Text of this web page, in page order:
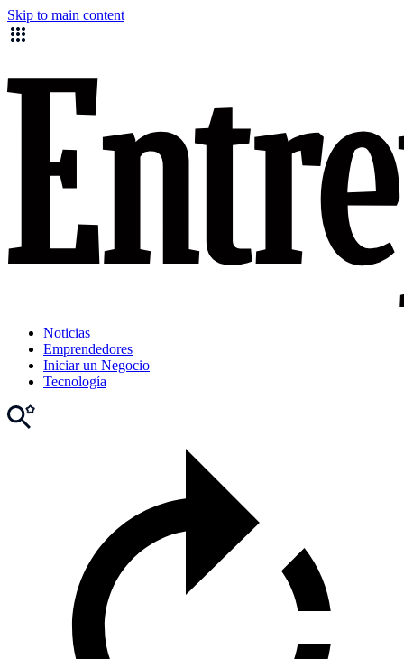
Skip to main content
Noticias
Emprendedores
Iniciar un Negocio
Tecnología